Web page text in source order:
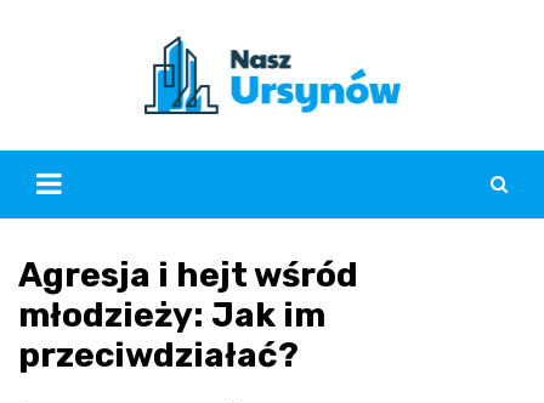
Agresja i hejt wśród
młodzieży: Jak im
przeciwdziałać?